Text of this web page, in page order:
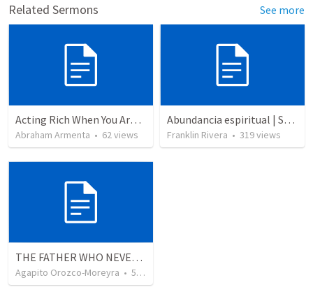
Related Sermons See more
Acting Rich When You Are Actually Poor
Abraham Armenta • 62views
Abundancia espiritual | Spiritual abundance
Franklin Rivera • 319views
THE FATHER WHO NEVER STOPS WAITING
Agapito Orozco-Moreyra • 5 views